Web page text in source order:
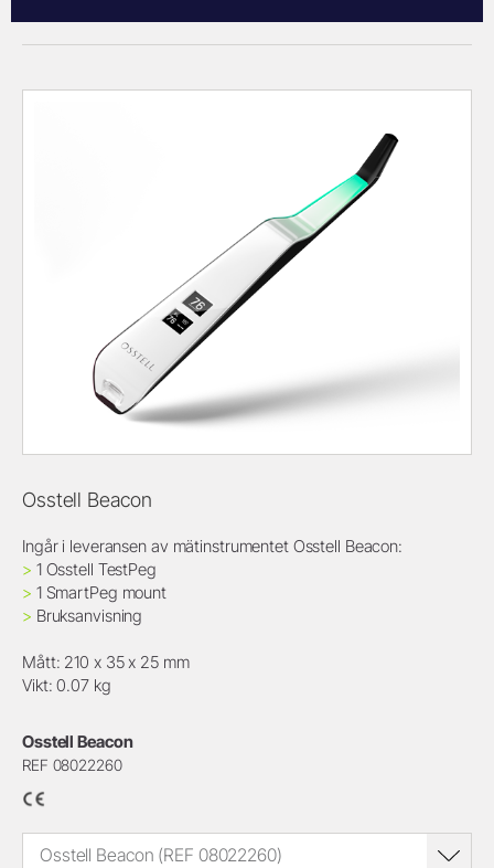
Osstell Beacon
Ingår i leveransen av mätinstrumentet Osstell Beacon:
> 1 Osstell TestPeg
> 1 SmartPeg mount
> Bruksanvisning
Mått: 210 x 35 x 25 mm
Vikt: 0.07 kg
Osstell Beacon
REF 08022260
Osstell Beacon (REF 08022260)